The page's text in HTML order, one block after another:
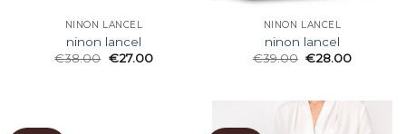
NINON LANCEL
ninon lancel
€38.00 €27.00
NINON LANCEL
ninon lancel
€39.00 €28.00